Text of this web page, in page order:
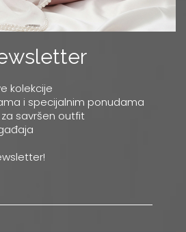
kolekcije
i specijalnim ponudama
savršen outfit